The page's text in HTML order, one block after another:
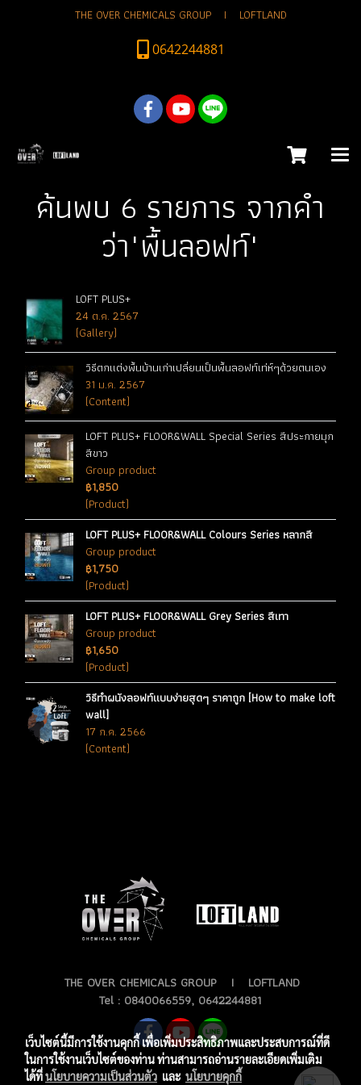
THE OVER CHEMICALS GROUP I LOFTLAND
0642244881
ค้นพบ 6 รายการ จากคำ
ว่า"พื้นลอฟท์"
LOFT PLUS+
24 ต.ค. 2567
(Gallery)
วิธีตกแต่งพื้นบ้านเก่าเปลี่ยนเป็นพื้นลอฟท์เท่ห์ๆด้วยตนเอง
31 ม.ค. 2567
(Content)
LOFT PLUS+ FLOOR&WALL Special Series สีประกายมุก
สีขาว
Group product
฿1,850
(Product)
LOFT PLUS+ FLOOR&WALL Colours Series หลากสี
Group product
฿1,750
(Product)
LOFT PLUS+ FLOOR&WALL Grey Series สีเทา
Group product
฿1,650
(Product)
วิธีทำผนังลอฟท์แบบง่ายสุดๆ ราคาถูก [How to make loft
wall]
17 ก.ค. 2566
(Content)
THE OVER CHEMICALS GROUP I LOFTLAND
Tel : 0840066559, 0642244881
เว็บไซต์นี้มีการใช้งานคุกกี้ เพื่อเพิ่มประสิทธิภาพและประสบการณ์ที่ดี
ในการใช้งานเว็บไซต์ของท่าน ท่านสามารถอ่านรายละเอียดเพิ่มเติม
ได้ที่นโยบายความเป็นส่วนตัว และ นโยบายคุกกี้